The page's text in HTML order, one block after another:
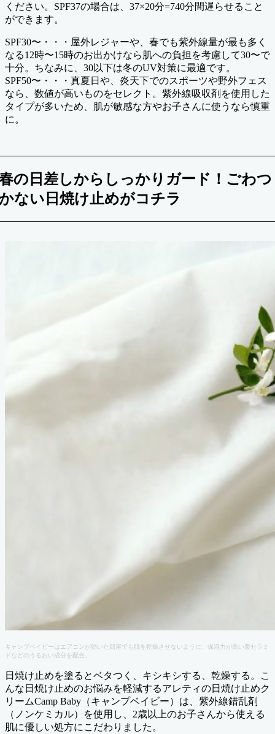
ください。SPF37の場合は、37×20分=740分間遅らせること
ができます。
SPF30〜・・・屋外レジャーや、春でも紫外線量が最も多く
なる12時〜15時のお出かけなら肌への負担を考慮して30〜で
十分。ちなみに、30以下は冬のUV対策に最適です。
SPF50〜・・・真夏日や、炎天下でのスポーツや野外フェス
なら、数値が高いものをセレクト。紫外線吸収剤を使用した
タイプが多いため、肌が敏感な方やお子さんに使うなら慎重
に。
の日差しからしっかりガード！ごわつ
ない日焼け止めがコチラ
キャンプベイビーはエアコンが効いた部屋でも肌を乾燥させないように、保湿力が高い栗セラミ
ドなどのうるおい成分を配合。
日焼け止めを塗るとベタつく、キシキシする、乾燥する。こ
んな日焼け止めのお悩みを軽減するアレティの日焼け止めク
リームCamp Baby（キャンプベイビー）は、紫外線錯乱剤
（ノンケミカル）を使用し、2歳以上のお子さんから使える
肌に優しい処方にこだわりました。